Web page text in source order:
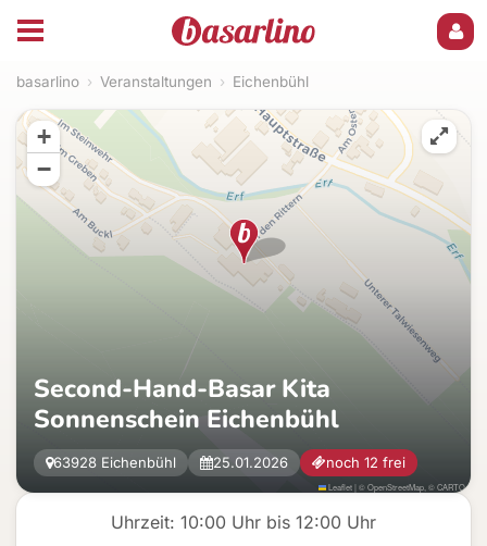
basarlino › Veranstaltungen › Eichenbühl
Uhrzeit: 10:00 Uhr bis 12:00 Uhr
Second-Hand-Basar Kita
Sonnenschein Eichenbühl
63928 Eichenbühl 25.01.2026 noch 12 frei
+
−
Leaflet|©OpenStreetMap , ©CARTO